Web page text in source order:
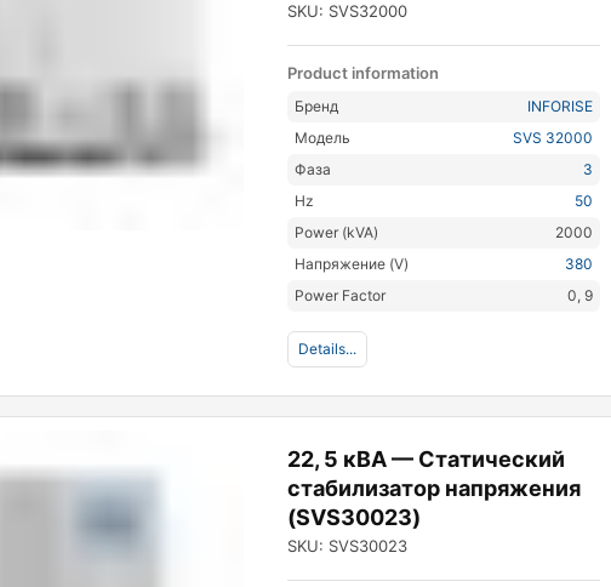
SKU: SVS32000
Product information
Бренд
INFORISE
Модель
SVS 32000
Фаза
3
Hz
50
Power (kVA)
2000
Напряжение (V)
380
Power Factor
0, 9
Details...
22, 5 кВА — Статический
стабилизатор напряжения
(SVS30023)
SKU: SVS30023